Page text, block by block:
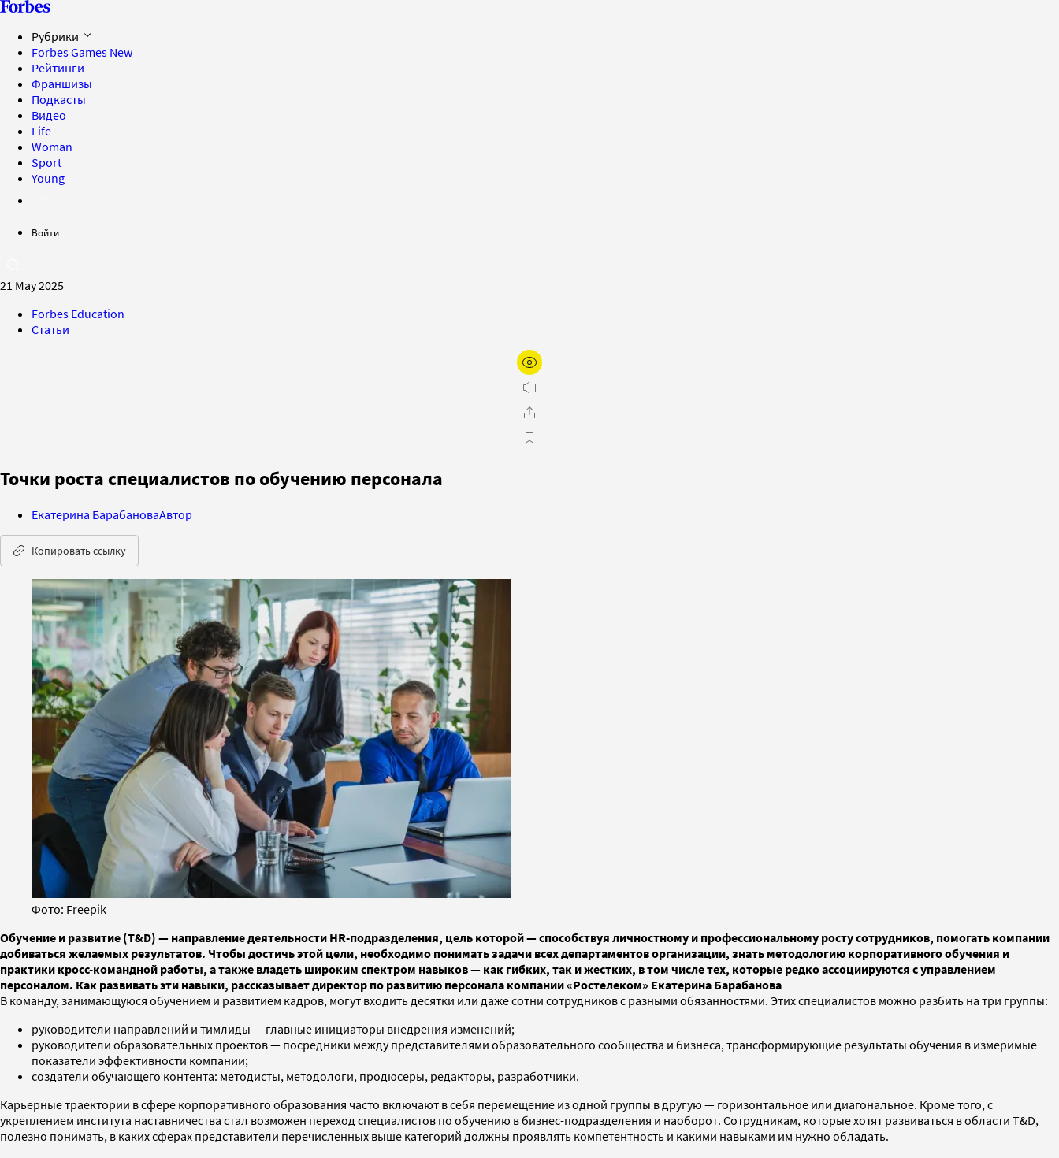
Рубрики
Forbes Games New
Рейтинги
Франшизы
Подкасты
Видео
Life
Woman
Sport
Young
Войти
21 May 2025
Forbes Education
Статьи
Точки роста специалистов по обучению персонала
Екатерина БарабановаАвтор
Копировать ссылку
Фото: Freepik
Обучение и развитие (T&D) — направление деятельности HR-подразделения, цель которой — способствуя личностному и профессиональному росту сотрудников, помогать компании
добиваться желаемых результатов. Чтобы достичь этой цели, необходимо понимать задачи всех департаментов организации, знать методологию корпоративного обучения и
практики кросс-командной работы, а также владеть широким спектром навыков — как гибких, так и жестких, в том числе тех, которые редко ассоциируются с управлением
персоналом. Как развивать эти навыки, рассказывает директор по развитию персонала компании «Ростелеком» Екатерина Барабанова
В команду, занимающуюся обучением и развитием кадров, могут входить десятки или даже сотни сотрудников с разными обязанностями. Этих специалистов можно разбить на три группы:
руководители направлений и тимлиды — главные инициаторы внедрения изменений;
руководители образовательных проектов — посредники между представителями образовательного сообщества и бизнеса, трансформирующие результаты обучения в измеримые
показатели эффективности компании;
создатели обучающего контента: методисты, методологи, продюсеры, редакторы, разработчики.
Карьерные траектории в сфере корпоративного образования часто включают в себя перемещение из одной группы в другую — горизонтальное или диагональное. Кроме того, с
укреплением института наставничества стал возможен переход специалистов по обучению в бизнес-подразделения и наоборот. Сотрудникам, которые хотят развиваться в области T&D,
полезно понимать, в каких сферах представители перечисленных выше категорий должны проявлять компетентность и какими навыками им нужно обладать.